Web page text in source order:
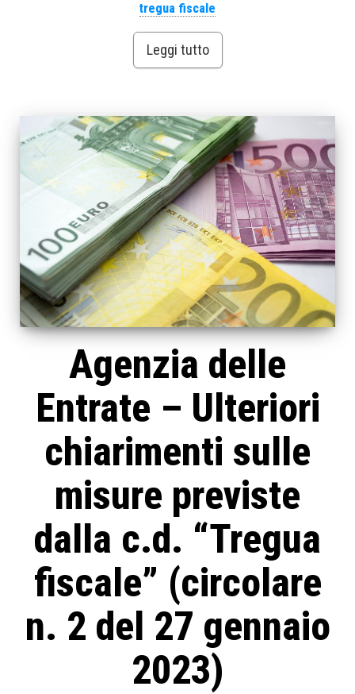
tregua fiscale
Leggi tutto
Agenzia delle
Entrate – Ulteriori
chiarimenti sulle
misure previste
dalla c.d. “Tregua
fiscale” (circolare
n. 2 del 27 gennaio
2023)